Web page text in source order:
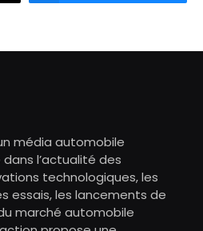
média automobile
l’actualité des
technologiques, les
essais, les lancements de
marché automobile